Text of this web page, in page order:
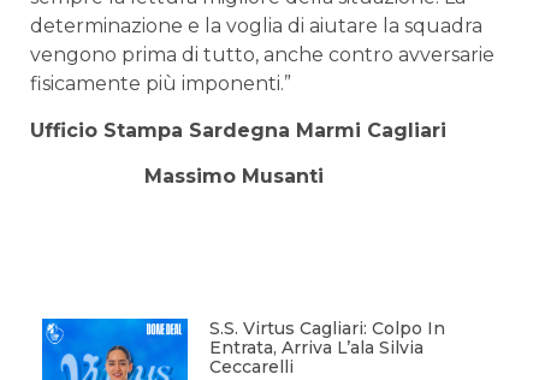
determinazione e la voglia di aiutare la squadra
vengono prima di tutto, anche contro avversarie
fisicamente più imponenti.”
Ufficio Stampa Sardegna Marmi Cagliari
Massimo Musanti
S.S. Virtus Cagliari: Colpo In
Entrata, Arriva L’ala Silvia
Ceccarelli